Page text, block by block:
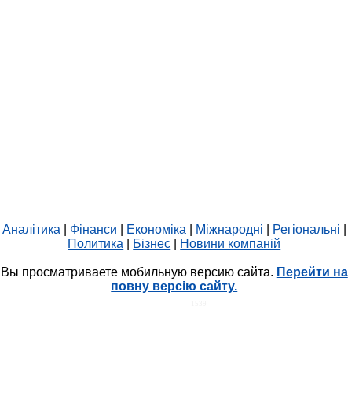
Аналітика Фінанси Економіка Міжнародні Регіональні
Политика
Бізнес Новини компаній
Вы просматриваете мобильную версию сайта. Перейти на
повну версію сайту.